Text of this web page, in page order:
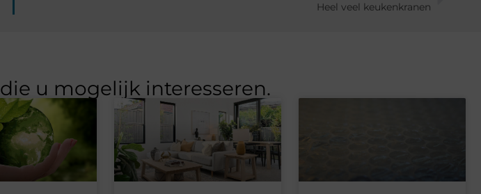
Heel veel keukenkranen
die u mogelijk interesseren.